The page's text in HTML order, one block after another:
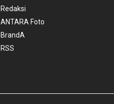
Redaksi
ANTARA Foto
BrandA
RSS